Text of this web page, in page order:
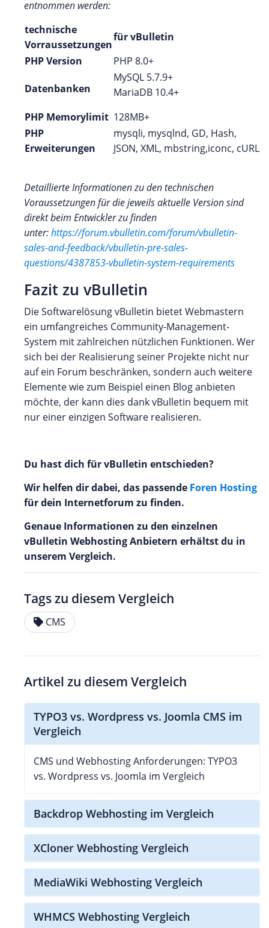
entnommen werden:
technische
Vorraussetzungen
für vBulletin
PHP Version
PHP 8.0+
Datenbanken
MySQL 5.7.9+
MariaDB 10.4+
PHP Memorylimit 128MB+
PHP
Erweiterungen
mysqli, mysqlnd, GD, Hash,
JSON, XML, mbstring,iconc, cURL
Detaillierte Informationen zu den technischen
Voraussetzungen für die jeweils aktuelle Version sind
direkt beim Entwickler zu finden
unter:https://forum.vbulletin.com/forum/vbulletin-
sales-and-feedback/vbulletin-pre-sales-
questions/4387853-vbulletin-system-requirements
Fazit zu vBulletin
Die Softwarelösung vBulletin bietet Webmastern
ein umfangreiches Community-Management-
System mit zahlreichen nützlichen Funktionen. Wer
sich bei der Realisierung seiner Projekte nicht nur
auf ein Forum beschränken, sondern auch weitere
Elemente wie zum Beispiel einen Blog anbieten
möchte, der kann dies dank vBulletin bequem mit
nur einer einzigen Software realisieren.
Du hast dich für vBulletin entschieden?
Wir helfen dir dabei, das passende Foren Hosting
für dein Internetforum zu finden.
Genaue Informationen zu den einzelnen
vBulletin Webhosting Anbietern erhältst du in
unserem Vergleich.
Tags zu diesem Vergleich
CMS
Artikel zu diesem Vergleich
TYPO3 vs. Wordpress vs. Joomla CMS im
Vergleich
CMS und Webhosting Anforderungen: TYPO3
vs. Wordpress vs. Joomla im Vergleich
Backdrop Webhosting im Vergleich
XCloner Webhosting Vergleich
MediaWiki Webhosting Vergleich
WHMCS Webhosting Vergleich